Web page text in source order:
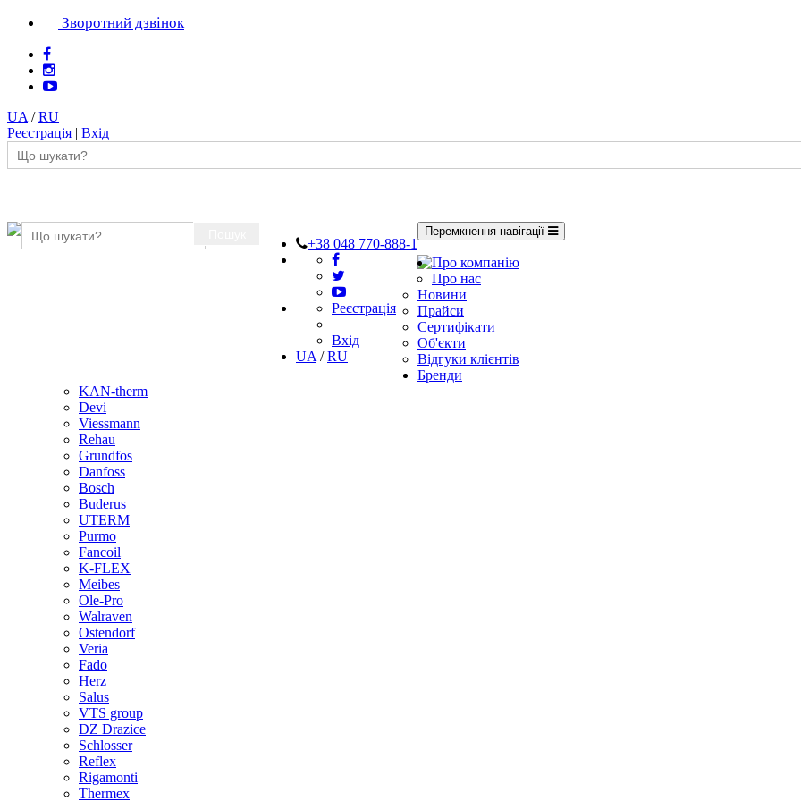
Зворотний дзвінок
UA /RU
Реєстрація | Вхід
+38 048 770-888-1
Реєстрація
|
Вхід
UA /RU
Перемкнення навігації
Про компанію
Про нас
Новини
Прайси
Сертифікати
Об'єкти
Відгуки клієнтів
Бренди
KAN-therm
Devi
Viessmann
Rehau
Grundfos
Danfoss
Bosch
Buderus
UTERM
Purmo
Fancoil
K-FLEX
Meibes
Ole-Pro
Walraven
Ostendorf
Veria
Fado
Herz
Salus
VTS group
DZ Drazice
Schlosser
Reflex
Rigamonti
Thermex